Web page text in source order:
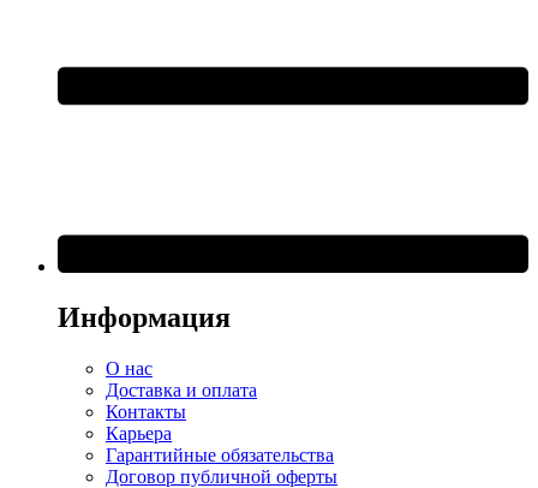
Информация
О нас
Доставка и оплата
Контакты
Карьера
Гарантийные обязательства
Договор публичной оферты